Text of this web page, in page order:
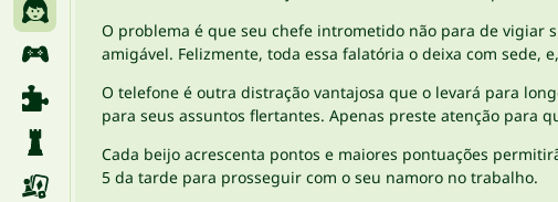
O problema é que seu chefe intrometido não para de vigiar
amigável. Felizmente, toda essa falatória o deixa com sede,
O telefone é outra distração vantajosa que o levará para
para seus assuntos flertantes. Apenas preste atenção para
Cada beijo acrescenta pontos e maiores pontuações
5 da tarde para prosseguir com o seu namoro no trabalho.